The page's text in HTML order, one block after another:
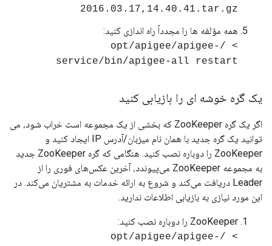
2016.03.17,14.40.41.tar.gz
همه مؤلفه ها را مجدداً راه اندازی کنید:
> /opt/apigee/apigee-
service/bin/apigee-all restart
یک گره خوشه ای را بازیابی کنید
اگر یک گره ZooKeeper که بخشی از یک مجموعه است خراب شود، می
توانید یک گره جدید با همان نام میزبان/آدرس IP ایجاد کنید و
ZooKeeper را دوباره نصب کنید. هنگامی که گره ZooKeeper جدید
به مجموعه ZooKeeper می‌پیوندد، آخرین عکس‌های فوری را از
Leader دریافت می‌کند و شروع به ارائه خدمات به مشتریان می‌کند. در
این مورد نیازی به بازیابی اطلاعات ندارید.
ZooKeeper را دوباره نصب کنید:
> /opt/apigee/apigee-